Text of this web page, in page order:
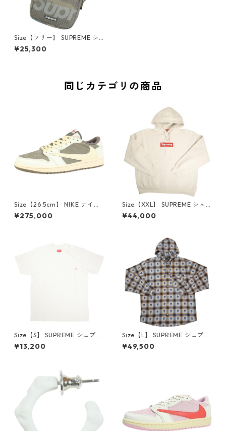
Size【フリー】 SUPREME シ
ュプリーム 24SS Shoulder Ba
g Woodland Camo ショルダ
¥25,300
同じカテゴリの商品
Size【26.5cm】 NIKE ナイキ
×Travis Scott AIR JORDAN 1
LOW Reverse Mocha DM786
¥275,000
Size【XXL】 SUPREME シュ
プリーム 24AW Box Logo Ho
oded Sweatshirt Stone ボッ
¥44,000
Size【S】 SUPREME シュプリ
ーム S/S Pocket Tee White T
シャツ 白 【新古品・未使用
¥13,200
Size【L】 SUPREME シュプリ
ーム ×Number (N)ine 25FW
Hooded Flannel Shirt Blue
¥49,500